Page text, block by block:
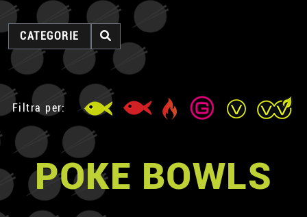
CATEGORIE
Filtra per:
POKE BOWLS